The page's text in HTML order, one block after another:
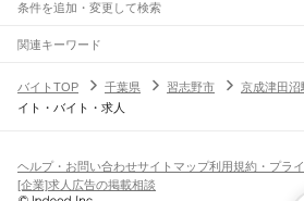
条件を追加・変更して検索
市区町村を追加・変更
千葉県すべて
千葉市 すべて
旭市習志野市柏市勝浦市市原市流山市八千代市
君津市富津市浦安市
駅を追加・変更
JR中央・総武線
市川駅本八幡駅下総中山駅
職種を追加・変更
飲食・フードサービスすべて
ホールスタッフキッチンスタッフ
人気
雇用形態を追加・変更
関連キーワード
バイトTOP
千葉県 習志野市 京成津田沼
イト・バイト・求人
ヘルプ・お問い合わせサイトマップ利用規約・プラ
[企業]求人広告の掲載相談